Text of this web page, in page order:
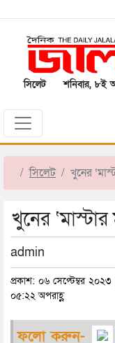
সিলেট শনিবার, ৮ই
সিলেট খুনের
খুনের
admin
প্রকাশ: ০৬ সেপ্টেম্বর
০৫:২২ অপরাহ্ণ
ফলো করুন-